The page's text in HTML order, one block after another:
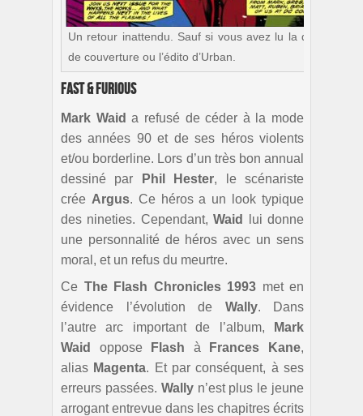
Un retour inattendu. Sauf si vous avez lu la quatrième
de couverture ou l’édito d’Urban.
Fast & Furious
Mark Waid a refusé de céder à la mode
des années 90 et de ses héros violents
et/ou borderline. Lors d’un très bon annual
dessiné par
Phil Hester, le scénariste
crée Argus. Ce héros a un look typique
des nineties. Cependant,Waid
lui donne
une personnalité de héros avec un sens
moral, et un refus du meurtre.
Ce The Flash Chronicles 1993 met en
évidence l’évolution de Wally. Dans
l’autre arc important de l’album,
Mark
Waid
oppose Flash à Frances Kane,
alias Magenta. Et par conséquent, à ses
erreurs passées. Wallyn’est plus le jeune
arrogant entrevue dans les chapitres écrits